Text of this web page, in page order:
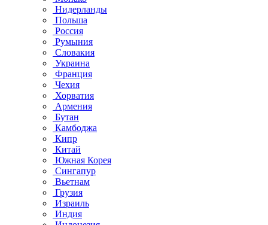
Нидерланды
Польша
Россия
Румыния
Словакия
Украина
Франция
Чехия
Хорватия
Армения
Бутан
Камбоджа
Кипр
Китай
Южная Корея
Сингапур
Вьетнам
Грузия
Израиль
Индия